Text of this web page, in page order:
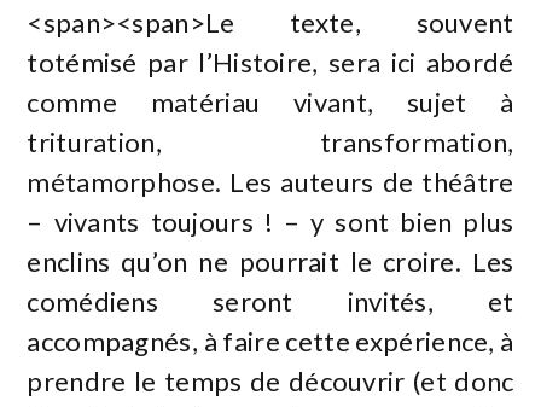
<span><span>Le texte, souvent
totémisé par l’Histoire, sera ici abordé
comme matériau vivant, sujet à
trituration, transformation,
métamorphose. Les auteurs de théâtre
– vivants toujours ! – y sont bien plus
enclins qu’on ne pourrait le croire. Les
comédiens seront invités, et
accompagnés, à faire cette expérience, à
prendre le temps de découvrir (et donc